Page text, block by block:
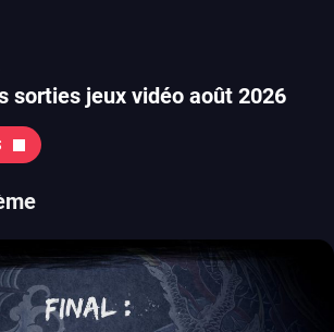
sorties jeux vidéo août 2026